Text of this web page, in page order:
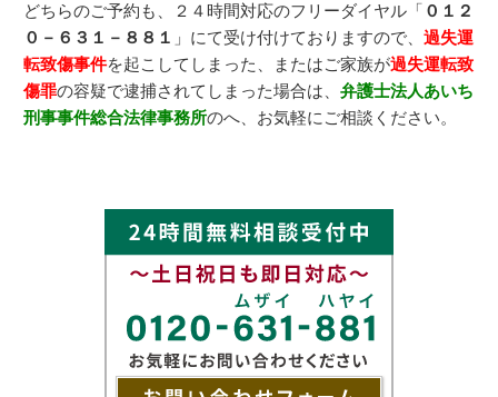
どちらのご予約も、２４時間対応のフリーダイヤル「 ０１２
０－６３１－８８１ 」にて受け付けておりますので、過失運
転致傷事件を起こしてしまった、またはご家族が過失運転致
傷罪の容疑で逮捕されてしまった場合は、弁護士法人あいち
刑事事件総合法律事務所のへ、お気軽にご相談ください。